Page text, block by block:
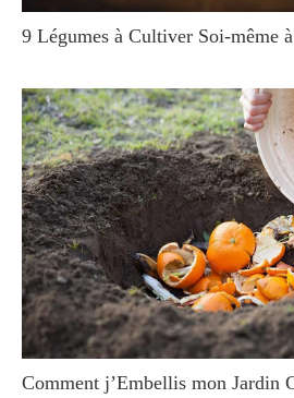
9 Légumes à Cultiver Soi-même
Comment j’Embellis mon Jardin